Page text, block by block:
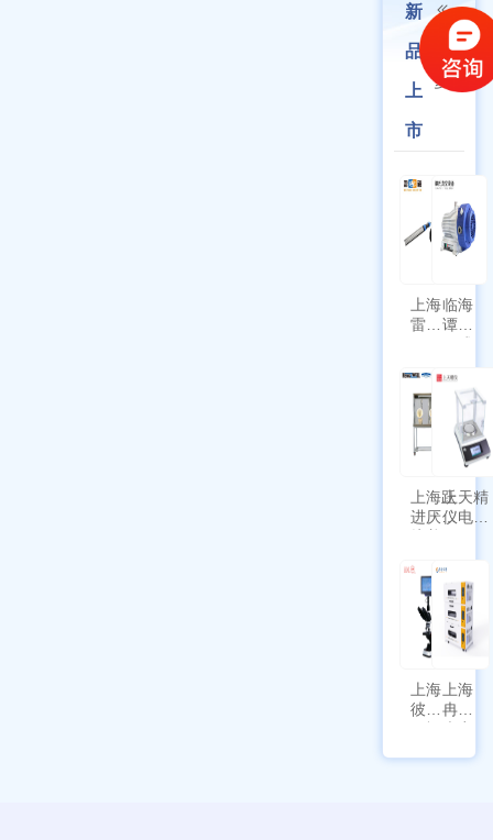
新
品
上
市
更
多
上海
雷磁
符合
新国
标带
功能
临海
谭氏
干式
泵
SPL-
10
上海跃
进厌氧
培养箱
III-T
上天精
仪电子
带审计
追踪功
能
上海
彼爱
姆视
上海
冉绘
大容